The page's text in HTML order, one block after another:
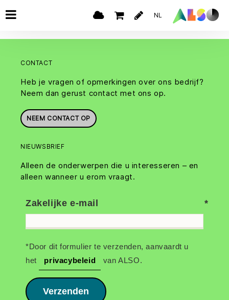
NL
CONTACT
Heb je vragen of opmerkingen over ons bedrijf?
Neem dan gerust contact met ons op.
NEEM CONTACT OP
NIEUWSBRIEF
Alleen de onderwerpen die u interesseren – en
alleen wanneer u erom vraagt.
Zakelijke e-mail
*Door dit formulier te verzenden, aanvaardt u
het
privacybeleid van ALSO.
Verzenden